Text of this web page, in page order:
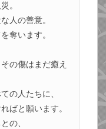
。
人の善意。
奪います。
の傷はまだ癒え
の人たちに、
ばと願います。
の、